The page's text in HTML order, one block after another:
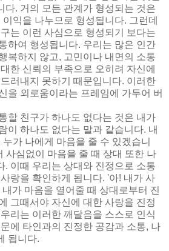
다. 거의 모든 관계가 형성되는 것은
익을 나누므로 형성됩니다. 그런데
는 이런 사심으로 형성되기 보다는
하여 형성됩니다. 우리는 많은 인간
복하지 않고, 고민이나 내면의 소통
한 신뢰의 부족으로 오히려 자신에
러내지 못하기 때문입니다. 이러한
을 외로움이라는 프레임에 가두어 버
할 친구가 하나도 없다는 것은 내가
이 하나도 없다는 말과 같습니다. 내
가 나에게 마음을 줄 수 있겠습니
사심없이 마음을 줄 때 상대 또한 나
. 이때 우리는 상대와 진정으로 소통
랑을 확인하게 됩니다. '아! 내가 사
가 마음을 열어줄 때 상대로부터 진
그때서야 자신에 대한 사랑을 진정
리는 이러한 깨달음을 스스로 인식
에 타인과의 진정한 공감과 소통, 나
됩니다.